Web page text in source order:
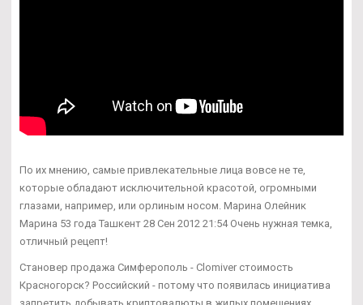
По их мнению, самые привлекательные лица вовсе не те,
которые обладают исключительной красотой, огромными
глазами, например, или орлиным носом. Марина Олейник
Марина 53 года Ташкент 28 Сен 2012 21:54 Очень нужная темка,
отличный рецепт!
Становер продажа Симферополь - Clomiver стоимость
Красногорск? Российский - потому что появилась инициатива